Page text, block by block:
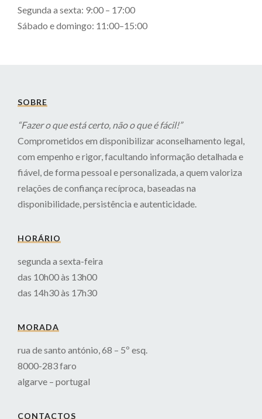
Segunda a sexta: 9:00 – 17:00
Sábado e domingo: 11:00–15:00
SOBRE
“Fazer o que está certo, não o que é fácil!”
Comprometidos em disponibilizar aconselhamento legal,
com empenho e rigor, facultando informação detalhada e
fiável, de forma pessoal e personalizada, a quem valoriza
relações de confiança recíproca, baseadas na
disponibilidade, persistência e autenticidade.
HORÁRIO
segunda a sexta-feira
das 10h00 às 13h00
das 14h30 às 17h30
MORADA
rua de santo antónio, 68 – 5º esq.
8000-283 faro
algarve – portugal
CONTACTOS